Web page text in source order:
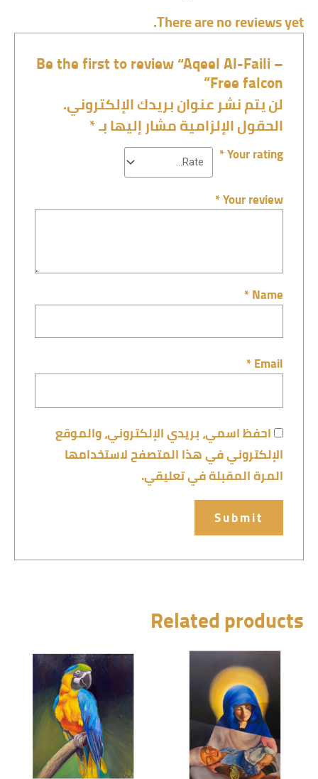
There are no reviews yet.
Be the first to review “Aqeel Al-Faili –
Free falcon”
لن يتم نشر عنوان بريدك الإلكتروني.
الحقول الإلزامية مشار إليها بـ*
Your rating
*
Your review
*
Name
*
Email
*
احفظ اسمي، بريدي الإلكتروني، والموقع
الإلكتروني في هذا المتصفح لاستخدامها
المرة المقبلة في تعليقي.
Related products